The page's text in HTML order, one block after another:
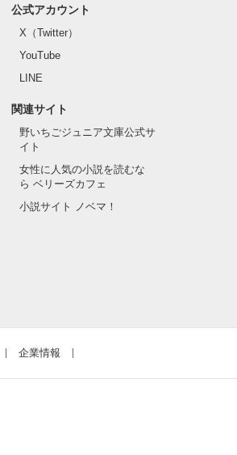
公式アカウント
X（Twitter）
YouTube
LINE
関連サイト
野いちごジュニア文庫公式サ
イト
女性に人気の小説を読むな
ら ベリーズカフェ
小説サイト ノベマ！
企業情報